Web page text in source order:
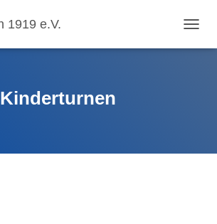
Kinderturnen